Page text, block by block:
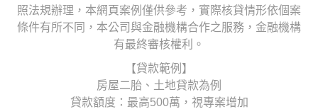
照法規辦理，本網頁案例僅供參考，實際核貸情形依個案
條件有所不同，本公司與金融機構合作之服務，金融機構
有最終審核權利。
【貸款範例】
房屋二胎、土地貸款為例
貸款額度：最高500萬，視專案增加